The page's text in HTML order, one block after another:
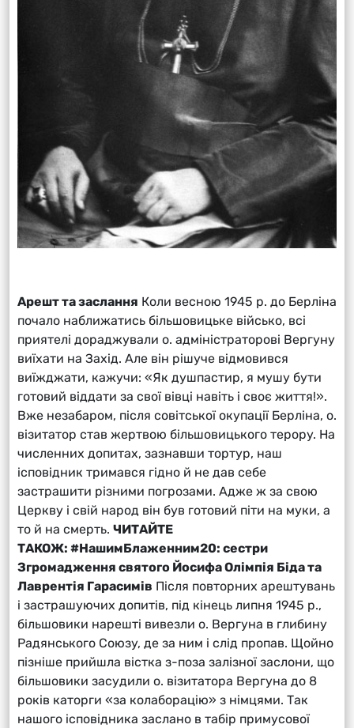
Арешт та заслання Коли весною 1945 р. до Берліна
почало наближатись більшовицьке військо, всі
приятелі дораджували о. адміністраторові Вергуну
виїхати на Захід. Але він рішуче відмовився
виїжджати, кажучи: «Як душпастир, я мушу бути
готовий віддати за свої вівці навіть і своє життя!».
Вже незабаром, після совітської окупації Берліна, о.
візитатор став жертвою більшовицького терору. На
численних допитах, зазнавши тортур, наш
ісповідник тримався гідно й не дав себе
застрашити різними погрозами. Адже ж за свою
Церкву і свій народ він був готовий піти на муки, а
то й на смерть. ЧИТАЙТЕ
ТАКОЖ: #НашимБлаженним20: сестри
Згромадження святого Йосифа Олімпія Біда та
Лаврентія Гарасимів Після повторних арештувань
і застрашуючих допитів, під кінець липня 1945 р.,
більшовики нарешті вивезли о. Вергуна в глибину
Радянського Союзу, де за ним і слід пропав. Щойно
пізніше прийшла вістка з-поза залізної заслони, що
більшовики засудили о. візитатора Вергуна до 8
років каторги «за колаборацію» з німцями. Так
нашого ісповідника заслано в табір примусової